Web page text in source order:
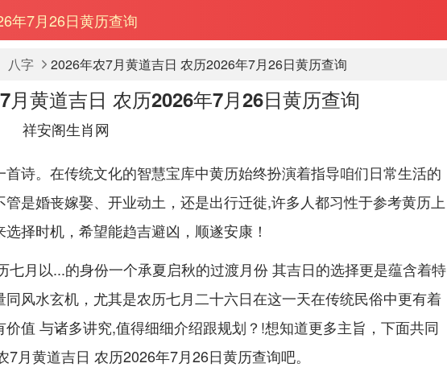
年7月26日黄历查询
八字 2026年农7月黄道吉日 农历2026年7月26日黄历查询
月黄道吉日 农历2026年7月26日黄历查询
祥安阁生肖网
首诗。在传统文化的智慧宝库中黄历始终扮演着指导咱们日常生活的
管是婚丧嫁娶、开业动土，还是出行迁徙,许多人都习性于参考黄历上
择时机，希望能趋吉避凶，顺遂安康！
七月以...的身份一个承夏启秋的过渡月份 其吉日的选择更是蕴含着特
同风水玄机，尤其是农历七月二十六日在这一天在传统民俗中更有着
价值 与诸多讲究,值得细细介绍跟规划？!想知道更多主旨，下面共同
7月黄道吉日 农历2026年7月26日黄历查询吧。